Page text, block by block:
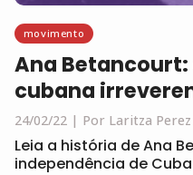
movimento
Ana
cubana
24/02/22 Por Laritza
Leia a história de Ana
independência de Cuba